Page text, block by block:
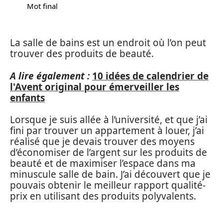
Mot final
La salle de bains est un endroit où l’on peut
trouver des produits de beauté.
A lire également : 10 idées de calendrier de
l'Avent original pour émerveiller les
enfants
Lorsque je suis allée à l’université, et que j’ai
fini par trouver un appartement à louer, j’ai
réalisé que je devais trouver des moyens
d’économiser de l’argent sur les produits de
beauté et de maximiser l’espace dans ma
minuscule salle de bain. J’ai découvert que je
pouvais obtenir le meilleur rapport qualité-
prix en utilisant des produits polyvalents.